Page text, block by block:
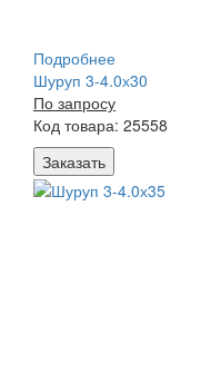
Подробнее
Шуруп 3-4.0х30
По запросу
Код товара: 25558
Заказать